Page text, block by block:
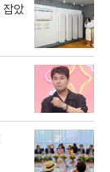
잡았